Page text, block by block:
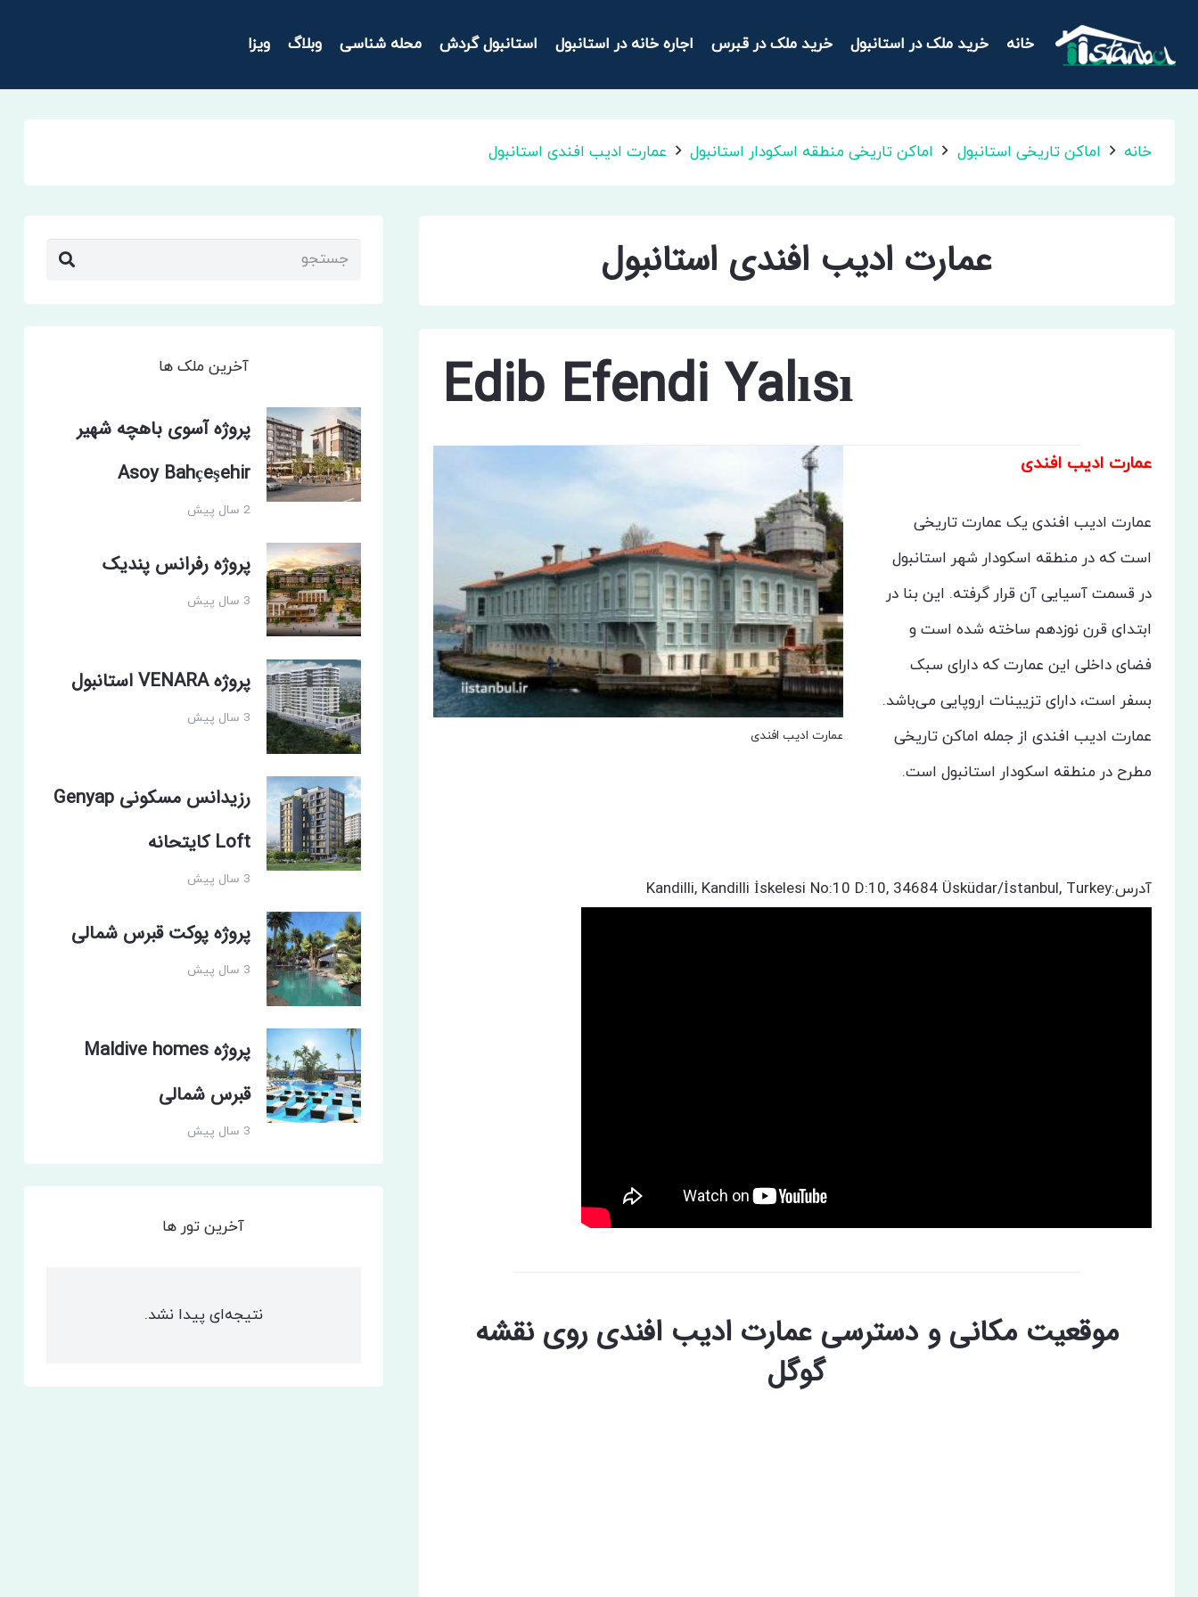
خانه خرید ملک در استانبول خرید ملک در قبرس اجاره خانه در استانبول استانبول گردش محله شناسی وبلاگ ویزا
خانه اماکن تاریخی استانبول اماکن تاریخی منطقه اسکودار استانبول عمارت ادیب افندی استانبول
عمارت ادیب افندی استانبول
Edib Efendi Yalısı
عمارت ادیب افندی
عمارت ادیب افندی
عمارت ادیب افندی یک عمارت تاریخی
است که در منطقه اسکودار شهر استانبول
در قسمت آسیایی آن قرار گرفته. این بنا در
ابتدای قرن نوزدهم ساخته شده است و
فضای داخلی این عمارت که دارای سبک
بسفر است، دارای تزیینات اروپایی می‌باشد.
عمارت ادیب افندی از جمله اماکن تاریخی
مطرح در منطقه اسکودار استانبول است.
آدرس:Kandilli, Kandilli İskelesi No:10 D:10, 34684 Üsküdar/İstanbul, Turkey
موقعیت مکانی و دسترسی عمارت ادیب افندی روی نقشه
گوگل
آخرین ملک ها
پروژه آسوی باهچه شهیر
Asoy Bahçeşehir
2 سال پیش
پروژه رفرانس پندیک
3 سال پیش
پروژه VENARA استانبول
3 سال پیش
رزیدانس مسکونی Genyap
Loft کایتحانه
3 سال پیش
پروژه پوکت قبرس شمالی
3 سال پیش
پروژه Maldive homes
قبرس شمالی
3 سال پیش
آخرین تور ها
نتیجه‌ای پیدا نشد.